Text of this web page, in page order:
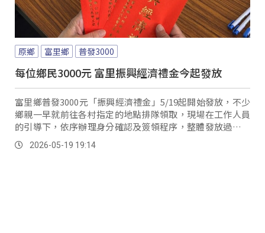
原鄉 富里鄉 普發3000
每位鄉民3000元 富里振興經濟禮金今起發放
富里鄉普發3000元「振興經濟禮金」5/19起開始發放，不少
鄉親一早就前往各村指定的地點排隊領取，現場在工作人員
的引導下，依序辦理身分確認及簽領程序，整體發放過程順
暢。2026-05-19 19:14